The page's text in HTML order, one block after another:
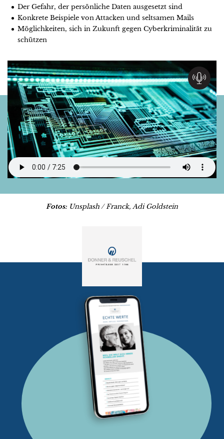
Der Gefahr, der persönliche Daten ausgesetzt sind
Konkrete Beispiele von Attacken und seltsamen Mails
Möglichkeiten, sich in Zukunft gegen Cyberkriminalität zu
schützen
Fotos: Unsplash / Franck, Adi Goldstein